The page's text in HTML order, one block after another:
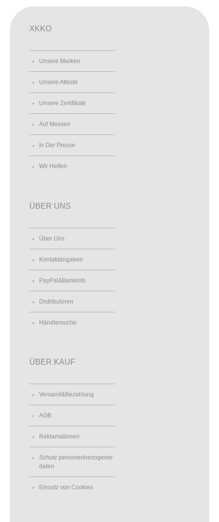
XKKO
Unsere Marken
Unsere Atteste
Unsere Zertifikate
Auf Messen
In Der Presse
Wir Helfen
ÜBER UNS
Über Uns
Kontaktangaben
PayPal&Bankinfo
Distributoren
Händlersuche
ÜBER KAUF
Versand&Bezahlung
AGB
Reklamationen
Schutz personenbezogener
daten
Einsatz von Cookies